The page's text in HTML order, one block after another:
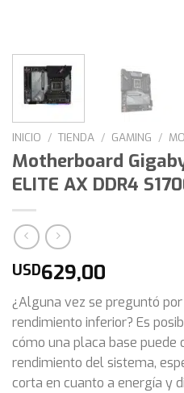
INICIO / TIENDA / GAMING /
Motherboard
ELITE AX DDR4
USD629,00
¿Alguna vez se preguntó
rendimiento inferior? Es
cómo una placa base
rendimiento del sistema,
corta en cuanto a energía y